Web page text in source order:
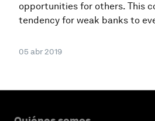
opportunities for others. This
tendency for weak banks to
05 abr 2019